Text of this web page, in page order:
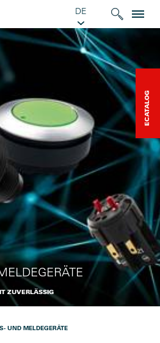
ECATALOG
DE
ZUVERLÄSSIG
UND MELDEGERÄTE